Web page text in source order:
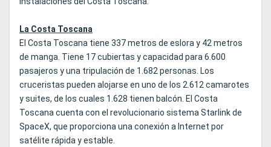
La Costa Toscana
El Costa Toscana tiene 337 metros de eslora y 42 metros
de manga. Tiene 17 cubiertas y capacidad para 6.600
pasajeros y una tripulación de 1.682 personas. Los
cruceristas pueden alojarse en uno de los 2.612 camarotes
y suites, de los cuales 1.628 tienen balcón. El Costa
Toscana cuenta con el revolucionario sistema Starlink de
SpaceX, que proporciona una conexión a Internet por
satélite rápida y estable.